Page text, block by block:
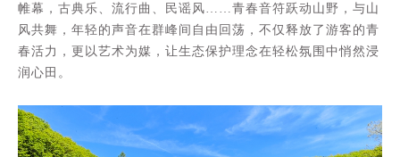
帷幕，古典乐、流行曲、民谣风……青春音符跃动山野，与山
风共舞，年轻的声音在群峰间自由回荡，不仅释放了游客的青
春活力，更以艺术为媒，让生态保护理念在轻松氛围中悄然浸
润心田。